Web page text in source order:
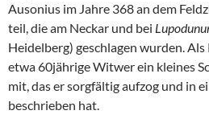
Ausonius im Jahre 368 an dem
teil, die am Neckar und bei
Heidelberg) geschlagen wurden.
etwa 60jährige Witwer ein kleines
mit, das er sorgfältig aufzog und in
beschrieben hat.